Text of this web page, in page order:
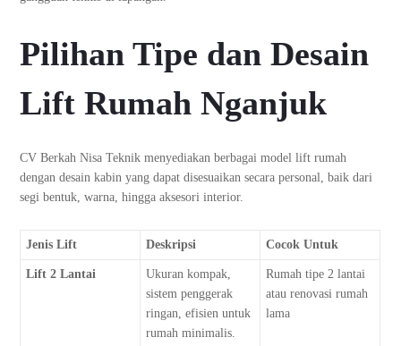
Pilihan Tipe dan Desain
Lift Rumah Nganjuk
CV Berkah Nisa Teknik menyediakan berbagai model lift rumah
dengan desain kabin yang dapat disesuaikan secara personal, baik dari
segi bentuk, warna, hingga aksesori interior.
Jenis Lift Deskripsi Cocok Untuk
Lift 2 Lantai
Ukuran kompak,
sistem penggerak
ringan, efisien untuk
rumah minimalis.
Rumah tipe 2 lantai
atau renovasi rumah
lama